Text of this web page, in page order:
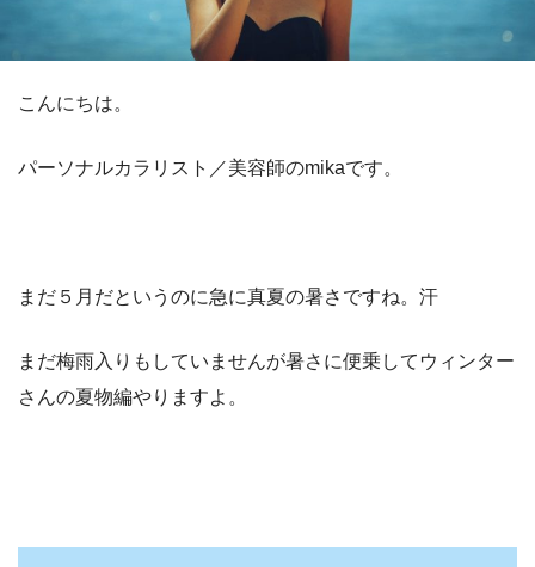
こんにちは。
パーソナルカラリスト／美容師のmikaです。
まだ５月だというのに急に真夏の暑さですね。汗
まだ梅雨入りもしていませんが暑さに便乗してウィンター
さんの夏物編やりますよ。